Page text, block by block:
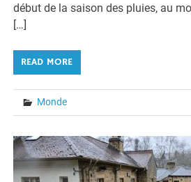
début de la saison des pluies, au
[…]
READ MORE
Monde